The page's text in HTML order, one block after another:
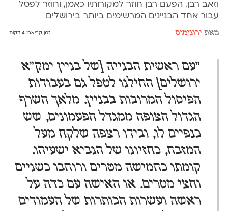
וזאב רבן. הפעם רבן חוזר למקורותיו כאמן, וחוזר לפסל
עבור אחד הבניינים המרשימים ביותר בירושלים
מאת ירונימוס זמן קריאה:4 דקות
"עם ראשית הבנייה [של בניין ימק"א
ירושלים] החילנו לטפל גם בעבודות
הפיסול המרובות בבניין. מלאך השרף
הגדול הצופה ממגדל הפעמונים, שש
כנפיים לו, ובידו רצפה שלקח מעל
המזבח, כחזיונו של הנביא ישעיהו.
קומתו כחמישה מטרים ורוחבו כשניים
וחצי מטרים. או האישה עם כדה על
ראשה ועשרות הכותרות של העמודים